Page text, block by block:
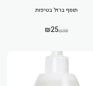
תוסף ברזל בטיפות
₪38
₪25